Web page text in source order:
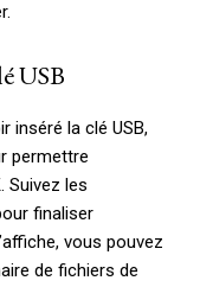
USB
inséré la clé USB,
permettre
Suivez les
finaliser
vous pouvez
de fichiers de